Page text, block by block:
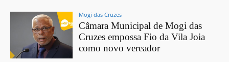
Mogi das Cruzes
Câmara Municipal de Mogi das
Cruzes empossa Fio da Vila Joia
como novo vereador